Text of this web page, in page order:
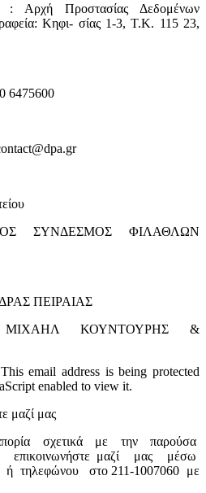
: Αρχή Προστασίας Δεδομένων
Κηφι- σίας 1-3, Τ.Κ. 115 23,
6475600
@dpa.gr
ΣΥΝΔΕΣΜΟΣ ΦΙΛΑΘΛΩΝ
ΠΕΙΡΑΙΑΣ
ΜΙΧΑΗΛ ΚΟΥΝΤΟΥΡΗΣ &
This email address is being protected
enabled to view it.
μαζί μας
σχετικά με την
παρούσα
επικοινωνήστε μαζί μας
μέσω
ή τηλεφώνου στο 211-1007060 με